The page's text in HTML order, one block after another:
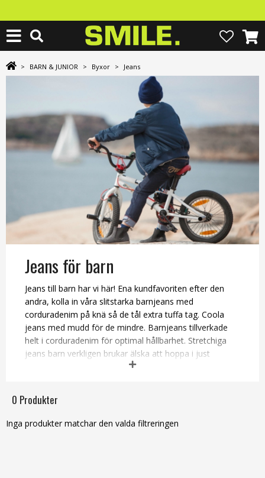
> BARN & JUNIOR > Byxor > Jeans
Jeans för barn
Jeans till barn har vi här! Ena kundfavoriten efter den
andra, kolla in våra slitstarka barnjeans med
corduradenim på knä så de tål extra tuffa tag. Coola
jeans med mudd för de mindre. Barnjeans tillverkade
helt i corduradenim för optimal hållbarhet. Stretchiga
jeans barn verkligen brukar älska att hoppa i just
eftersom stretchen gör dem så följsamma och sköna.
par snygga jeans till ditt barn? Kolla in våra olika
modeller och hitta just din favorit! Köp barnjeans online
här hos oss på smiliebutiken så har du dem hemma
0 Produkter
Inga produkter matchar den valda filtreringen